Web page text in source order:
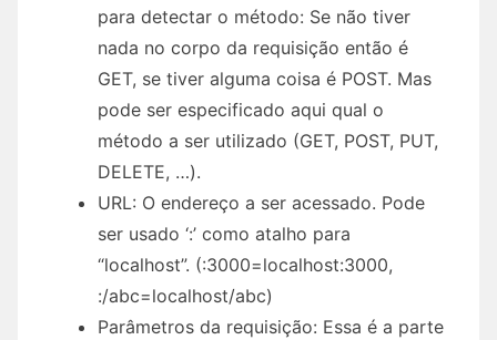
para detectar o método: Se não tiver
nada no corpo da requisição então é
GET, se tiver alguma coisa é POST. Mas
pode ser especificado aqui qual o
método a ser utilizado (GET, POST, PUT,
DELETE, …).
URL: O endereço a ser acessado. Pode
ser usado ‘:’ como atalho para
“localhost”. (:3000=localhost:3000,
:/abc=localhost/abc)
Parâmetros da requisição: Essa é a parte